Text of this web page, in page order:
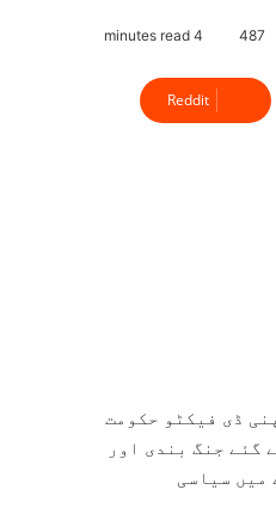
487
Reddit
ڈی فیکٹو حکومت
گئے جنگ بندی اور
میں سیاسی